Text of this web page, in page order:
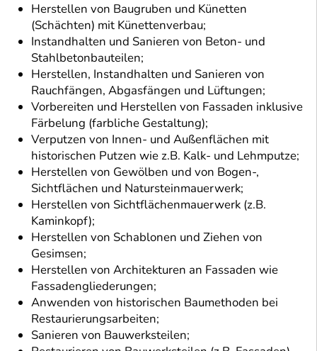
Herstellen von Baugruben und Künetten
(Schächten) mit Künettenverbau;
Instandhalten und Sanieren von Beton- und
Stahlbetonbauteilen;
Herstellen, Instandhalten und Sanieren von
Rauchfängen, Abgasfängen und Lüftungen;
Vorbereiten und Herstellen von Fassaden inklusive
Färbelung (farbliche Gestaltung);
Verputzen von Innen- und Außenflächen mit
historischen Putzen wie z.B. Kalk- und Lehmputze;
Herstellen von Gewölben und von Bogen-,
Sichtflächen und Natursteinmauerwerk;
Herstellen von Sichtflächenmauerwerk (z.B.
Kaminkopf);
Herstellen von Schablonen und Ziehen von
Gesimsen;
Herstellen von Architekturen an Fassaden wie
Fassadengliederungen;
Anwenden von historischen Baumethoden bei
Restaurierungsarbeiten;
Sanieren von Bauwerksteilen;